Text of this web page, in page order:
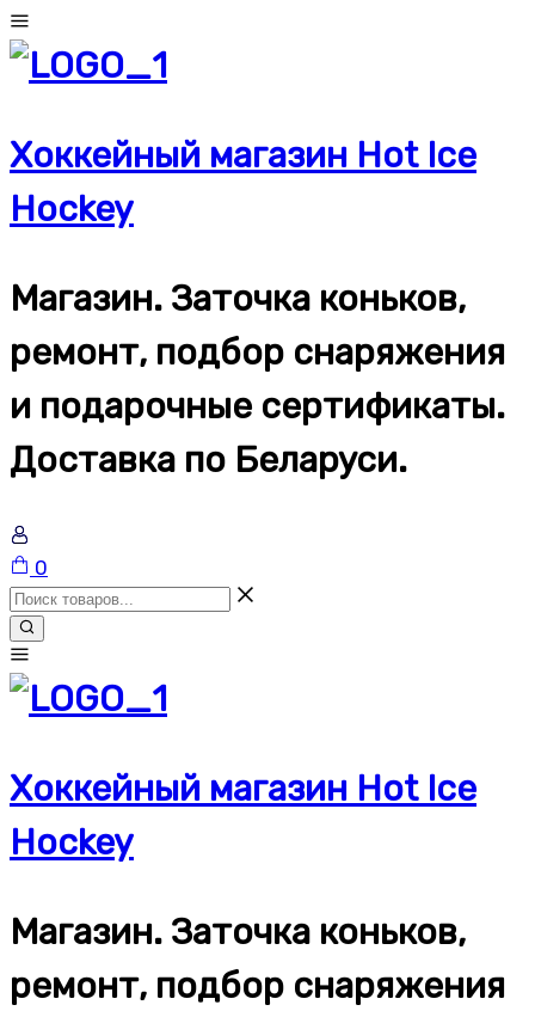
Перейти
к
содержимому
Хоккейный магазин Hot Ice
Hockey
Магазин. Заточка коньков,
ремонт, подбор снаряжения
и подарочные сертификаты.
Доставка по Беларуси.
Корзина
0
Хоккейный магазин Hot Ice
Hockey
Магазин. Заточка коньков,
ремонт, подбор снаряжения